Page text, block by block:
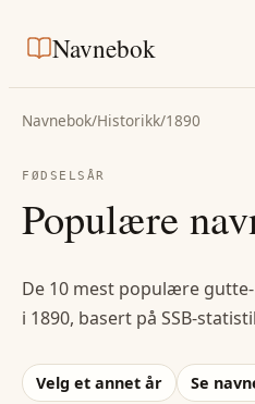
Navnebok
Navnebok/Historikk/1890
FØDSELSÅR
Populære
De 10 mest populære
i 1890, basert på SSB-
Velg et annet år Se